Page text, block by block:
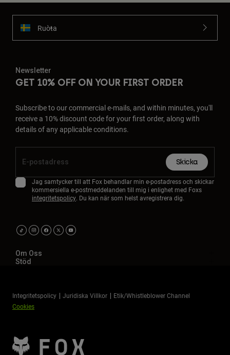
Ruoŧŧa
Newsletter
GET 10% OFF ON YOUR FIRST ORDER
Subscribe to our commercial e-mails, and within minutes, you'll
receive a 10% discount code for your first order, along with
details of any applicable conditions.
Skicka
Jag samtycker till att Fox behandlar min e-postadress och skickar
kommersiella e-postmeddelanden till mig i enlighet med Foxs
integritetspolicy. Du kan när som helst avregistrera dig.
Om Oss
Stöd
Integritetspolicy Juridiska Villkor
Etik/Whistleblower Channel
Cookies